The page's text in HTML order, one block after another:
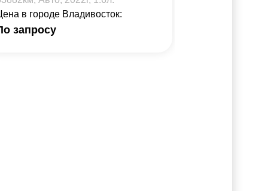
в городе Владивосток:
запросу